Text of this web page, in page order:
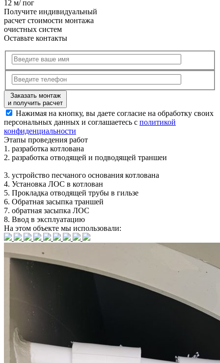
12 м/ пог
Получите индивидуальный
расчет стоимости монтажа
очистных систем
Оставьте контакты
Заказать монтаж
и получить расчет
Нажимая на кнопку, вы даете согласие на обработку своих
персональных данных и соглашаетесь с политикой
конфиденциальности
Этапы проведения работ
1. разработка котлована
2. разработка отводящей и подводящей траншеи
3. устройство песчаного основания котлована
4. Установка ЛОС в котлован
5. Прокладка отводящей трубы в гильзе
6. Обратная засыпка траншей
7. обратная засыпка ЛОС
8. Ввод в эксплуатацию
На этом объекте мы использовали: